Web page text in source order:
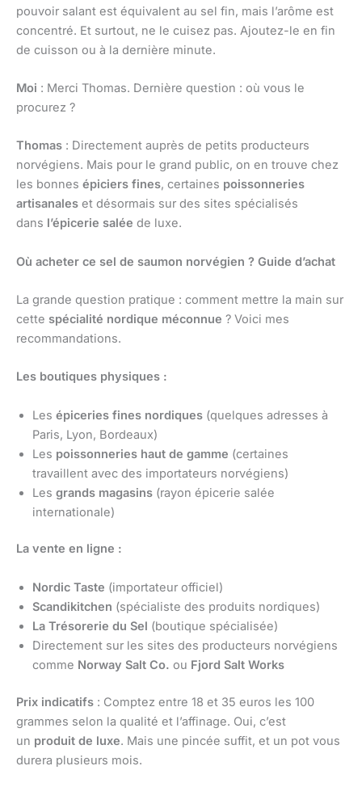
pouvoir salant est équivalent au sel fin, mais l’arôme est
concentré. Et surtout, ne le cuisez pas. Ajoutez-le en fin
de cuisson ou à la dernière minute.
Moi : Merci Thomas. Dernière question : où vous le
procurez ?
Thomas : Directement auprès de petits producteurs
norvégiens. Mais pour le grand public, on en trouve chez
les bonnes épiciers fines, certaines poissonneries
artisanales et désormais sur des sites spécialisés
dans l’épicerie salée de luxe.
Où acheter ce sel de saumon norvégien ? Guide d’achat
La grande question pratique : comment mettre la main sur
cette spécialité nordique méconnue ? Voici mes
recommandations.
Les boutiques physiques :
Les épiceries fines nordiques (quelques adresses à
Paris, Lyon, Bordeaux)
Les poissonneries haut de gamme (certaines
travaillent avec des importateurs norvégiens)
Les grands magasins (rayon épicerie salée
internationale)
La vente en ligne :
Nordic Taste (importateur officiel)
Scandikitchen (spécialiste des produits nordiques)
La Trésorerie du Sel (boutique spécialisée)
Directement sur les sites des producteurs norvégiens
comme Norway Salt Co. ou Fjord Salt Works
Prix indicatifs : Comptez entre 18 et 35 euros les 100
grammes selon la qualité et l’affinage. Oui, c’est
un produit de luxe. Mais une pincée suffit, et un pot vous
durera plusieurs mois.